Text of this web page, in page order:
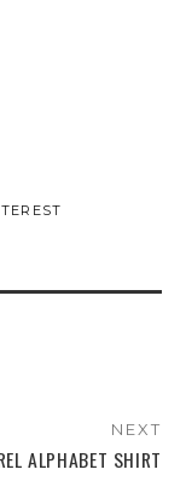
NEXT
ALPHABET SHIRT